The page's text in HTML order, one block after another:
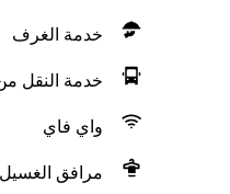
خدمة الغرف
خدمة النقل
واي فاي
مرافق الغسيل